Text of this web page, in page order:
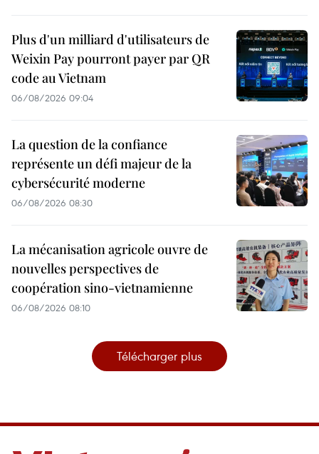
Plus d'un milliard d'utilisateurs de
Weixin Pay pourront payer par QR
code au Vietnam
06/08/2026 09:04
La question de la confiance
représente un défi majeur de la
cybersécurité moderne
06/08/2026 08:30
La mécanisation agricole ouvre de
nouvelles perspectives de
coopération sino-vietnamienne
06/08/2026 08:10
Télécharger plus